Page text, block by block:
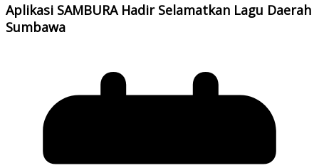
Aplikasi SAMBURA Hadir Selamatkan Lagu Daerah
Sumbawa